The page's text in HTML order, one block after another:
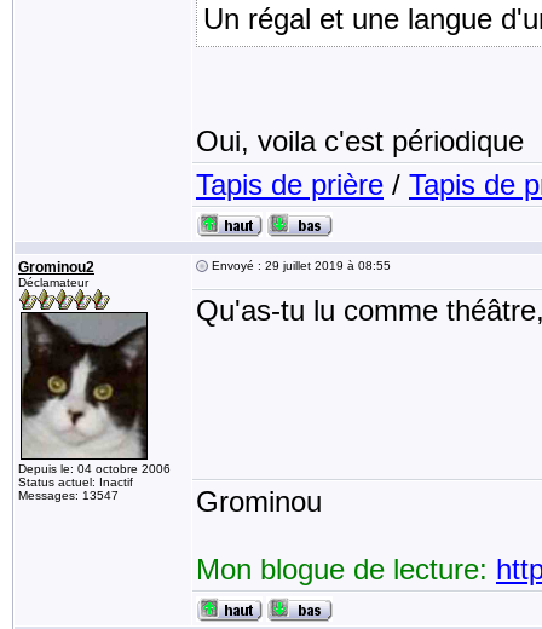
Un régal et une langue
Oui, voila c'est périodique
Tapis de prière / Tapis de
Grominou2
Déclamateur
Depuis le: 04 octobre 2006
Status actuel: Inactif
Messages: 13547
Envoyé : 29 juillet 2019 à 08:55
Qu'as-tu lu comme
Grominou
Mon blogue de lecture: